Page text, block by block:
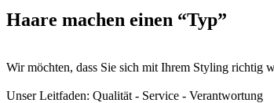
Haare machen einen “Typ”
Wir möchten, dass Sie sich mit Ihrem Styling richtig
Unser Leitfaden: Qualität - Service - Verantwortung